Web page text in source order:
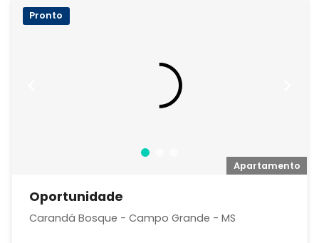
Apartamento
Pronto
Oportunidade
Carandá Bosque - Campo Grande - MS